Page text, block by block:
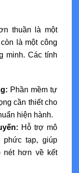
thuần là một
là một công
minh. Các tính
Phần mềm tự
cần thiết cho
hiện hành.
Hỗ trợ mô
phức tạp, giúp
nét hơn về kết